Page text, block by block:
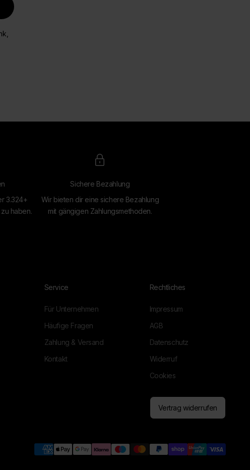
3.324+
haben.
Sichere Bezahlung
Wir bieten dir eine sichere Bezahlung
mit gängigen Zahlungsmethoden.
Service
Für Unternehmen
Häufige Fragen
Zahlung & Versand
Kontakt
Rechtliches
Impressum
AGB
Datenschutz
Widerruf
Cookies
Vertrag widerrufen